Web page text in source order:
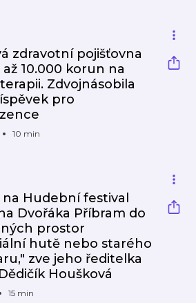
zdravotní pojišťovna
10.000 korun na
Zdvojnásobila
pro
10 min
Hudební festival
Dvořáka Příbram do
prostor
hutě nebo starého
zve jeho ředitelka
Houšková
15 min